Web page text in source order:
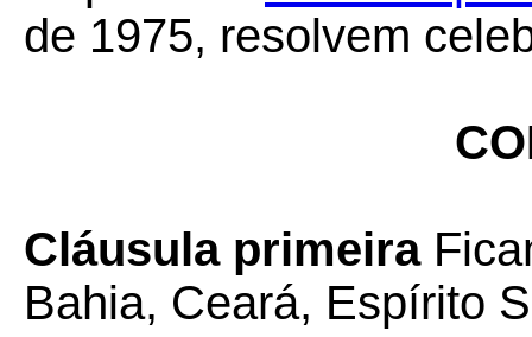
de 1975, resolvem
Cláusula primeira
Bahia, Ceará, Espírito